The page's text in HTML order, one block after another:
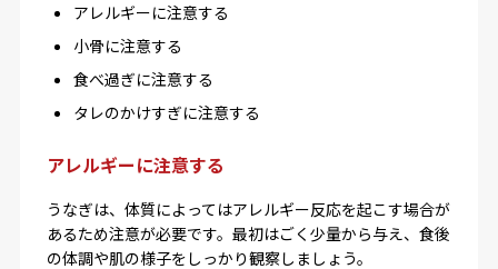
アレルギーに注意する
小骨に注意する
食べ過ぎに注意する
タレのかけすぎに注意する
アレルギーに注意する
うなぎは、体質によってはアレルギー反応を起こす場合が
あるため注意が必要です。最初はごく少量から与え、食後
の体調や肌の様子をしっかり観察しましょう。